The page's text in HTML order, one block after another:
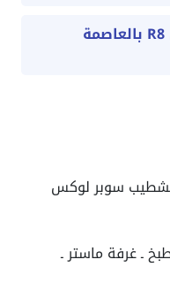
الحي السكني الثامن R8 بالعاصمة
ـ 1 حمام ـ مطبخ ـ غرفة ماستر ـ